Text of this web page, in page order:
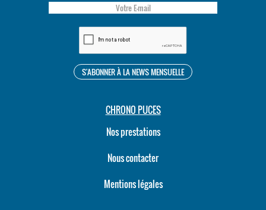
CHRONO PUCES
Nos prestations
Nous contacter
Mentions légales